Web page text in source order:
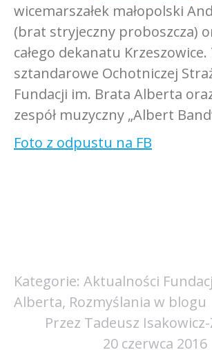
wicemarszałek małopolski
(brat stryjeczny proboszcza)
całego dekanatu
sztandarowe Ochotniczej
Fundacji im. Brata Alberta
zespół muzyczny „Albert
Foto z odpustu na FB
Kategorie: Aktualności
Alberta, Rozmyślania w blogu
Przez Tadeusz
20 czerwca 2016